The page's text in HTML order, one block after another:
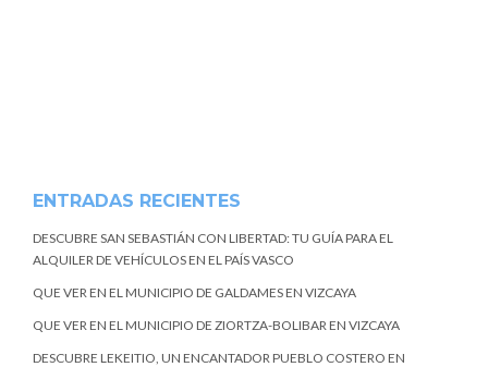
ENTRADAS RECIENTES
DESCUBRE SAN SEBASTIÁN CON LIBERTAD: TU GUÍA PARA EL
ALQUILER DE VEHÍCULOS EN EL PAÍS VASCO
QUE VER EN EL MUNICIPIO DE GALDAMES EN VIZCAYA
QUE VER EN EL MUNICIPIO DE ZIORTZA-BOLIBAR EN VIZCAYA
DESCUBRE LEKEITIO, UN ENCANTADOR PUEBLO COSTERO EN